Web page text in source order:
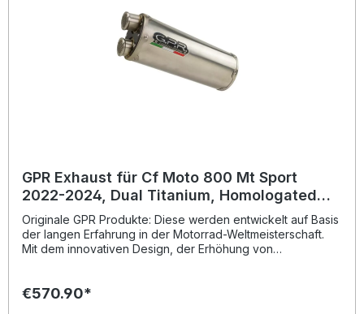
entsprechende Zubehör. Homologated slip-on exhaust
including removable db killer and link pipeZulassung:
YesLieferzeit: ca. 14 Tage
GPR Exhaust für Cf Moto 800 Mt Sport
2022-2024, Dual Titanium, Homologated
legal slip-on exhaust including removable
db killer a
Originale GPR Produkte: Diese werden entwickelt auf Basis
der langen Erfahrung in der Motorrad-Weltmeisterschaft.
Mit dem innovativen Design, der Erhöhung von
Fahrzeug deutlich auf und erhalten ein perfektes Preis-
€570.90*